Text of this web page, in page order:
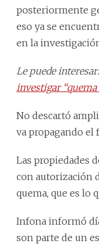
posteriormente
eso ya se
en la
Le puede
investigar
No descartó
va propagando el
Las propiedades
con autorización
quema, que es lo
Infona informó
son parte de un